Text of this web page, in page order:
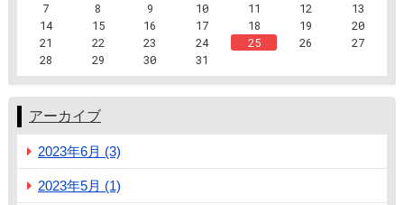
7
8 9 10 11 12
13
14
15 16 17 18 19
20
21
22 23 24 25 26
27
28
29 30 31
アーカイブ
2023年6月 (3)
2023年5月 (1)